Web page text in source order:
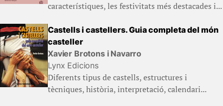
característiques, les festivitats més destacades i...
Castells i castellers. Guia completa del món
casteller
Xavier Brotons i Navarro
Lynx Edicions
Diferents tipus de castells, estructures i
tècniques, història, interpretació, calendari...